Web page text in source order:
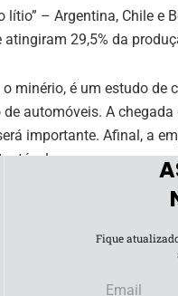
– Argentina, Chile e
29,5% da
minério, é um estudo
automóveis. A
importante. Afinal, a
compartilhado em
regionais para
focam no
Fique